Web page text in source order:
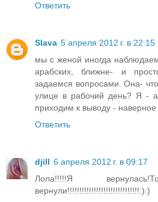
Ответить
Slava 5 апреля 2012 г. в 22:15
мы с женой иногда
арабских, ближне- и
задаемся вопросами. Она-
улице в рабочий день? Я -
приходим к выводу -
Ответить
djill 6 апреля 2012 г. в 09:17
Лола!!!!!Я
вернули!!!!!!!!!!!!!!!!!!!!!!!!!!!!!!:):)